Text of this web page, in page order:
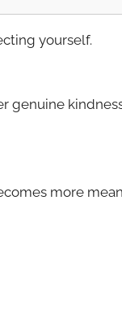
yourself.
genuine
more